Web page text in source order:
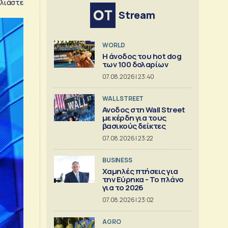
Stream
WORLD
Η άνοδος του hot dog
των 100 δολαρίων
07.08.2026 | 23:40
WALL STREET
Ανοδος στη Wall Street
με κέρδη για τους
βασικούς δείκτες
07.08.2026 | 23:22
BUSINESS
Χαμηλές πτήσεις για
την Εύρηκα - Το πλάνο
για το 2026
07.08.2026 | 23:02
AGRO